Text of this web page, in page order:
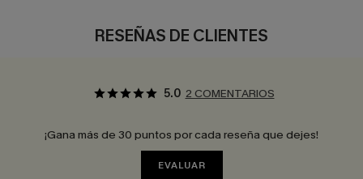
RESEÑAS DE CLIENTES
5.0 2 COMENTARIOS
¡Gana más de 30 puntos por cada reseña que dejes!
EVALUAR